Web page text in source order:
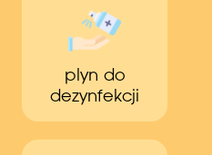
plyn do
dezynfekcji